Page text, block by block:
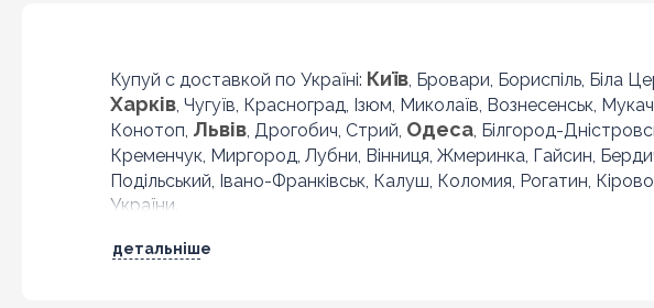
Купуй с доставкой по Україні: Київ, Бровари, Бориспіль, Біла
Харків, Чугуїв, Красноград, Ізюм, Миколаїв, Вознесенськ,
Конотоп, Львів, Дрогобич, Стрий, Одеса, Білгород-
Кременчук, Миргород, Лубни, Вінниця, Жмеринка, Гайсин,
Подільський, Івано-Франківськ, Калуш, Коломия, Рогатин,
України.
детальніше